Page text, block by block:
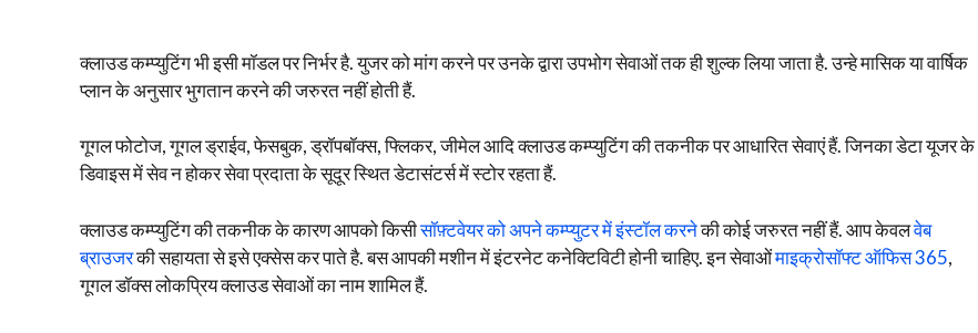
क्लाउड कम्प्युटिंग भी इसी मॉडल पर निर्भर है. युजर को मांग करने पर उनके द्वारा उपभोग सेवाओं तक ही शुल्क लिया जाता है. उन्हे मासिक या वार्षिक
प्लान के अनुसार भुगतान करने की जरुरत नहीं होती हैं.
गूगल फोटोज, गूगल ड्राईव, फेसबुक, ड्रॉपबॉक्स, फ्लिकर, जीमेल आदि क्लाउड कम्प्युटिंग की तकनीक पर आधारित सेवाएं हैं. जिनका डेटा यूजर के
डिवाइस में सेव न होकर सेवा प्रदाता के सूदूर स्थित डेटासंटर्स में स्टोर रहता हैं.
क्लाउड कम्प्युटिंग की तकनीक के कारण आपको किसीसॉफ़्टवेयर को अपने कम्प्युटर में इंस्टॉल करनेकी कोई जरुरत नहीं हैं. आप केवलवेब
ब्राउजरकी सहायता से इसे एक्सेस कर पाते है. बस आपकी मशीन में इंटरनेट कनेक्टिविटी होनी चाहिए. इन सेवाओंमाइक्रोसॉफ्ट ऑफिस 365,
गूगल डॉक्स लोकप्रिय क्लाउड सेवाओं का नाम शामिल हैं.